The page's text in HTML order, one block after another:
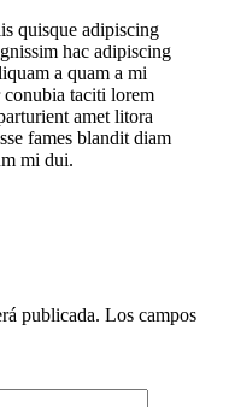
quisque adipiscing
hac adipiscing
a quam a mi
taciti lorem
amet litora
fames blandit diam
mi dui.
publicada. Los campos